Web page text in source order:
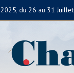
du 26 au 31 Juillet